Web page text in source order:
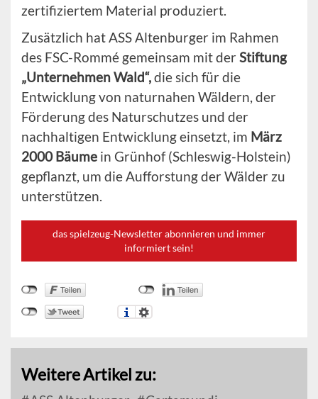
zertifiziertem Material produziert.
Zusätzlich hat ASS Altenburger im Rahmen
des FSC-Rommé gemeinsam mit derStiftung
„Unternehmen Wald“,die sich für die
Entwicklung von naturnahen Wäldern, der
Förderung des Naturschutzes und der
nachhaltigen Entwicklung einsetzt, im März
2000 Bäume in Grünhof (Schleswig-Holstein)
gepflanzt, um die Aufforstung der Wälder zu
unterstützen.
das spielzeug-Newsletter abonnieren und immer
informiert sein!
Weitere Artikel zu: